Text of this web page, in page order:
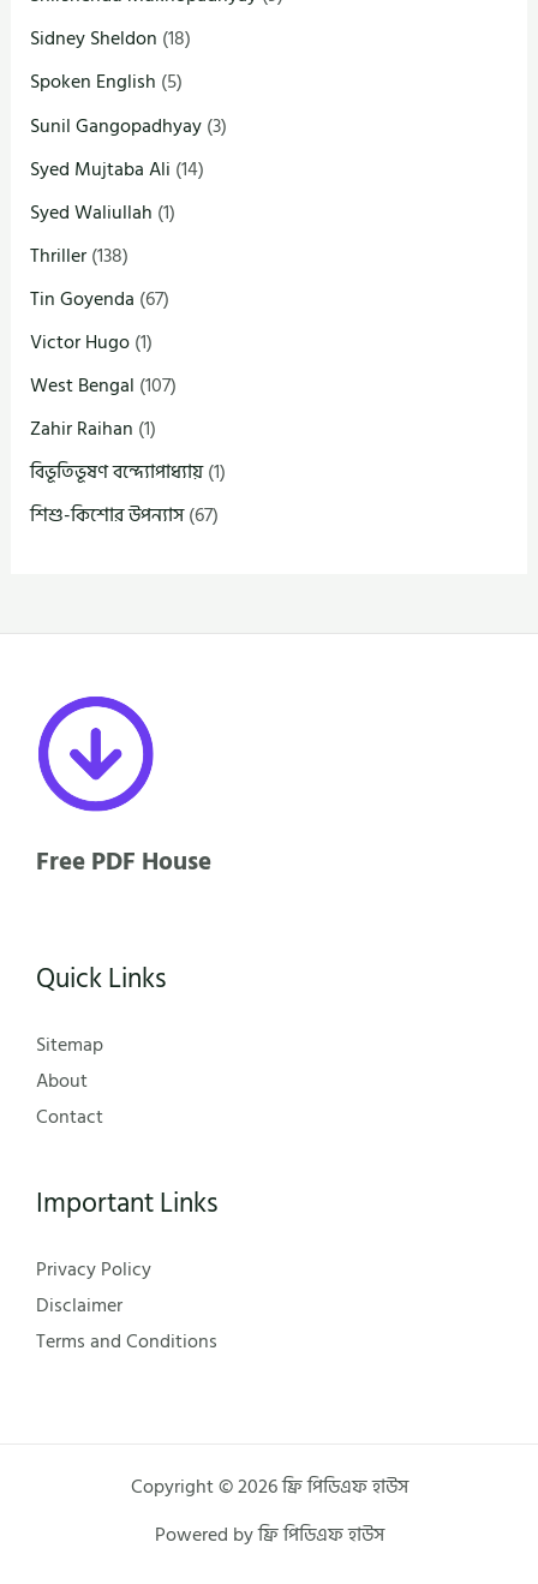
Sidney Sheldon (18)
Spoken English (5)
Sunil Gangopadhyay(3)
Syed Mujtaba Ali (14)
Syed Waliullah (1)
Thriller(138)
Tin Goyenda (67)
Victor Hugo(1)
West Bengal (107)
Zahir Raihan (1)
বিভূতিভূষণ বন্দ্যোপাধ্যায়(1)
শিশু-কিশোর উপন্যাস(67)
Free PDF House
Quick Links
Sitemap
About
Contact
Important Links
Privacy Policy
Disclaimer
Terms and Conditions
Copyright © 2026 ফ্রি পিডিএফ হাউস
Powered by ফ্রি পিডিএফ হাউস